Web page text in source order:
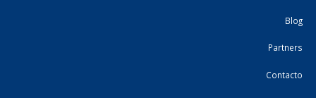
Blog
Partners
Contacto